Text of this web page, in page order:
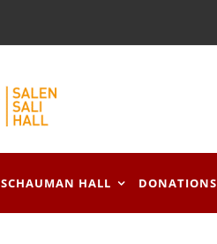
SCHAUMAN HALL DONATIONS